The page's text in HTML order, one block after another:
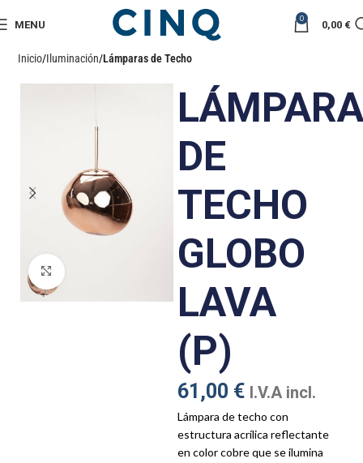
MENU 0 0,00 €
Inicio Iluminación Lámparas de Techo
Click to enlarge
LÁMPARA
DE
TECHO
GLOBO
LAVA
(P)
61,00 € I.V.A incl.
Lámpara de techo con
estructura acrílica reflectante
en color cobre que se ilumina